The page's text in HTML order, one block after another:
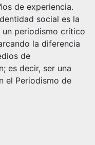
de experiencia.
social es la
un periodismo crítico
la diferencia
de
es decir, ser una
el Periodismo de